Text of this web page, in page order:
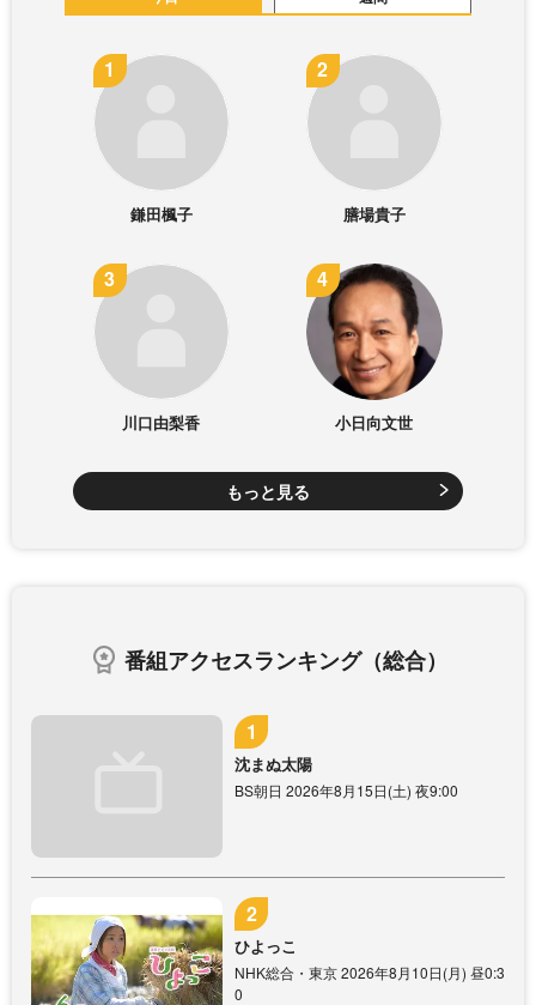
鎌田楓子 膳場貴子
川口由梨香 小日向文世
もっと見る
番組アクセスランキング（総合）
沈まぬ太陽
BS朝日 2026年8月15日(土) 夜9:00
ひよっこ
NHK総合・東京 2026年8月10日(月) 昼0:3
0